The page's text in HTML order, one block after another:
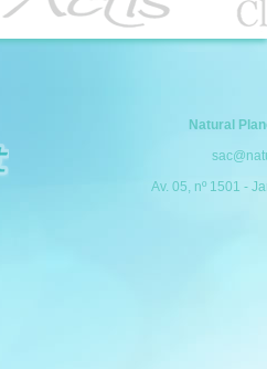
Natural
Av. 05, nº 1501 -